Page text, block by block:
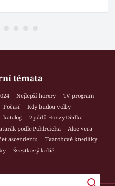
témata
Nejlepší horory
TV program
Počasí
Kdy budou volby
katalog
7 pádů Honzy Dědka
podle Pohlreicha
Aloe vera
ascendentu
Tvarohové knedlíky
Švestkový koláč